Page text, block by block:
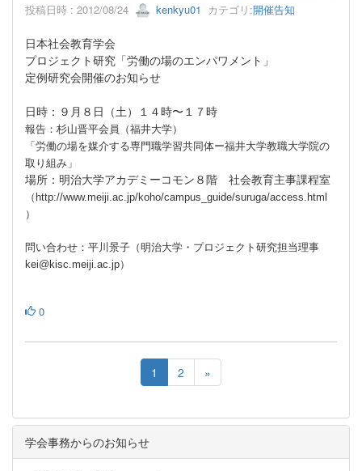
投稿日時 : 2012/08/24 kenkyu01 カテゴリ:開催告知
日本社会教育学会
プロジェクト研究「労働の場のエンパワメント」
定例研究会開催のお知らせ
日時：９月８日（土）１４時〜１７時
報告：杉山晋平会員（福井大学）
「労働の場を媒介する専門職学習共同体ー福井大学教職大学院の
取り組み」
場所：明治大学アカデミーコモン８階 社会教育主事課程室
（ http://www.meiji.ac.jp/koho/campus_guide/suruga/access.html
）
問い合わせ：平川景子（明治大学・プロジェクト研究担当理事
kei@kisc.meiji.ac.jp）
0
1 2 »
学会事務からのお知らせ